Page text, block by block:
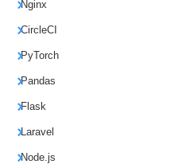
Nginx
CircleCI
PyTorch
Pandas
Flask
Laravel
Node.js